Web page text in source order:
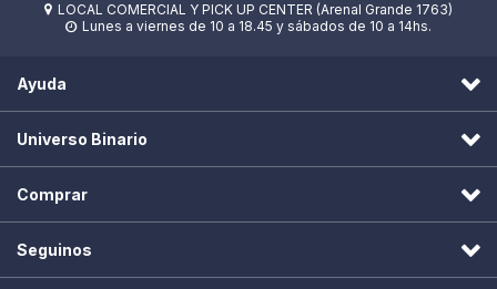
 LOCAL COMERCIAL Y PICK UP CENTER (Arenal Grande 1763)
 Lunes a viernes de 10 a 18.45 y sábados de 10 a 14hs.
Ayuda
Universo Binario
Comprar
Seguinos